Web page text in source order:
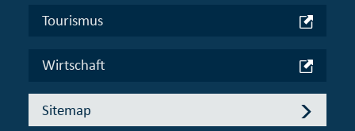
Tourismus
Wirtschaft
Sitemap